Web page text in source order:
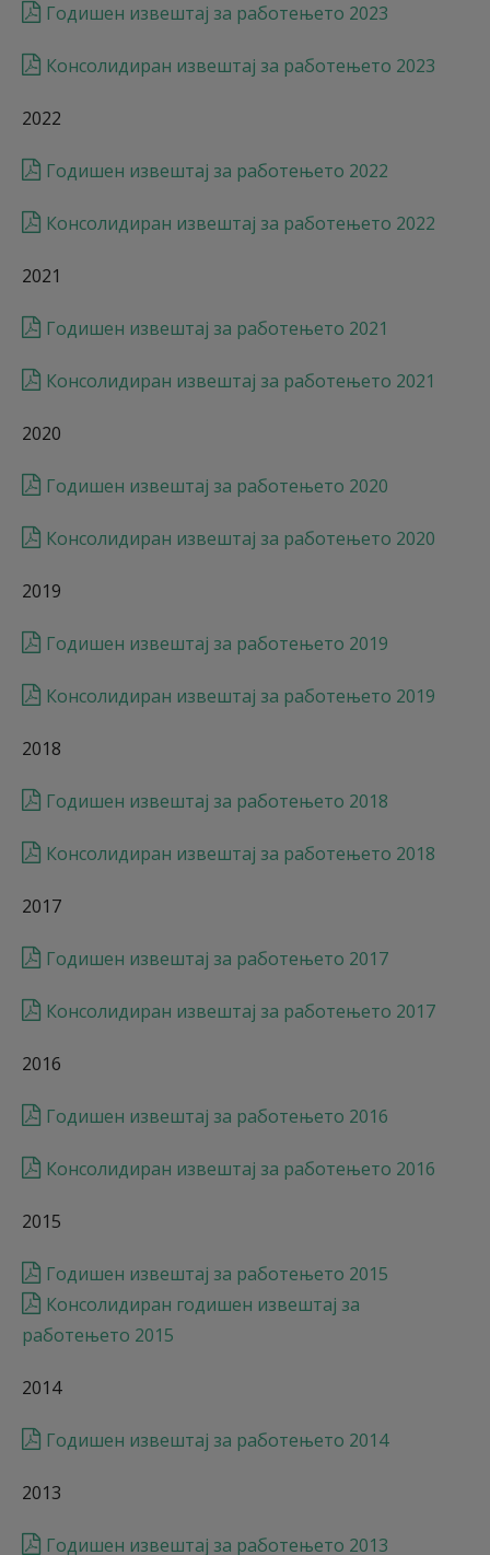
Годишен извештај за работењето 2023
Консолидиран извештај за работењето 2023
2022
Годишен извештај за работењето 2022
Консолидиран извештај за работењето 2022
2021
Годишен извештај за работењето 2021
Консолидиран извештај за работењето 2021
2020
Годишен извештај за работењето 2020
Консолидиран извештај за работењето 2020
2019
Годишен извештај за работењето 2019
Консолидиран извештај за работењето 2019
2018
Годишен извештај за работењето 2018
Консолидиран извештај за работењето 2018
2017
Годишен извештај за работењето 2017
Консолидиран извештај за работењето 2017
2016
Годишен извештај за работењето 2016
Консолидиран извештај за работењето 2016
2015
Годишен извештај за работењето 2015
Консолидиран годишен извештај за
работењето 2015
2014
Годишен извештај за работењето 2014
2013
Годишен извештај за работењето 2013